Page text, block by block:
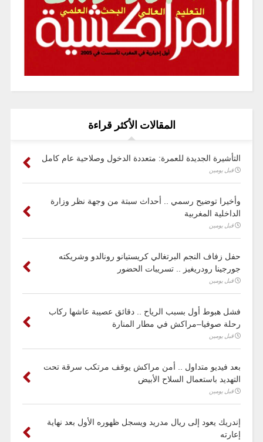
المقالات الأكثر قراءة
التأشيرة الجديدة للعمرة: متعددة الدخول وصلاحية عام كامل
قبل يومين
وأخيرا توضيح رسمي .. أحداث سبتة من وجهة نظر وزارة
الداخلية المغربية
قبل يومين
حفل زفاف النجم البرتغالي كريستيانو رونالدو وشريكته
جورجينا رودريغيز .. تسريبات الحضور
قبل يومين
فشل هبوط أول بسبب الرياح .. دقائق عصيبة عاشها ركاب
رحلة صوفيا–مراكش في مطار المنارة
قبل يومين
بعد فيديو متداول .. أمن مراكش يوقف مرتكب سرقة تحت
التهديد باستعمال السلاح الأبيض
قبل يومين
إندريك يعود إلى ريال مدريد ويسجل ظهوره الأول بعد نهاية
إعارته